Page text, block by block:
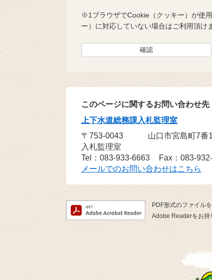
※1ブラウザでCookie（クッキー）が使
ー）に対応していない場合はご利用頂け
このページに関するお問い合わせ先
上下水道総務課入札監理室
〒753-0043
山口市宮島町7
入札監理室
Tel：083-933-6663
Fax：083-
メールでのお問い合わせはこちら
PDF形式のファイル
Adobe Readerをお持